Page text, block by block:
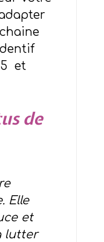
et
de
Elle
et
lutter